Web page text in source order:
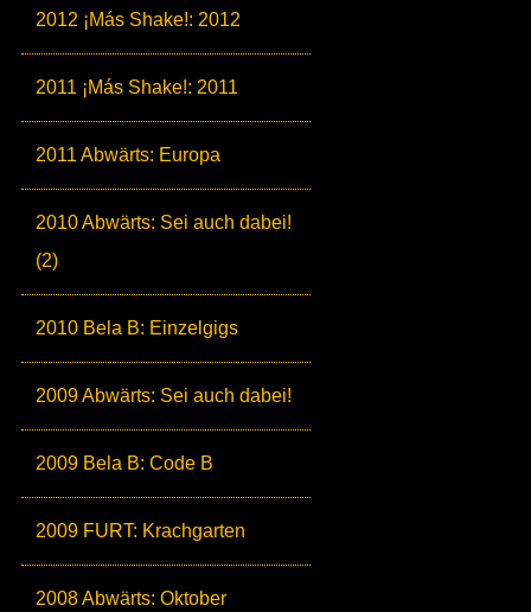
2012 ¡Más Shake!: 2012
2011 ¡Más Shake!: 2011
2011 Abwärts: Europa
2010 Abwärts: Sei auch dabei!
(2)
2010 Bela B: Einzelgigs
2009 Abwärts: Sei auch dabei!
2009 Bela B: Code B
2009 FURT: Krachgarten
2008 Abwärts: Oktober